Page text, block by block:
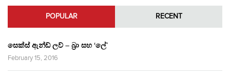
POPULAR RECENT
සෙක්ස් ඇන්ඩ් ලව් – බ්‍රා සහ ‘ලේ’
February 15, 2016